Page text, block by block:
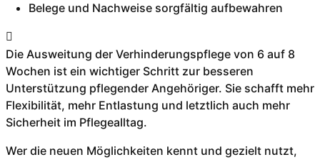
Belege und Nachweise sorgfältig aufbewahren
Die Ausweitung der Verhinderungspflege von 6 auf 8
Wochen ist ein wichtiger Schritt zur besseren
Unterstützung pflegender Angehöriger. Sie schafft mehr
Flexibilität, mehr Entlastung und letztlich auch mehr
Sicherheit im Pflegealltag.
Wer die neuen Möglichkeiten kennt und gezielt nutzt,